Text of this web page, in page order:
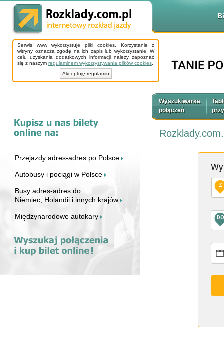
Serwis www wykorzystuje pliki cookies. Korzystanie z
witryny oznacza zgodę na ich zapis lub wykorzystanie. W
celu uzyskania dodatkowych informacji należy zapoznać
się z naszym regulaminem wykorzystywania plików cookies
Akceptuję regulamin
Przejazdy adres-adres po Polsce
Autobusy i pociągi w Polsce
Busy adres-adres do:
Niemiec, Holandii i innych krajów
Międzynarodowe autokary
Wyszukiwarka
połączeń
Z
DO